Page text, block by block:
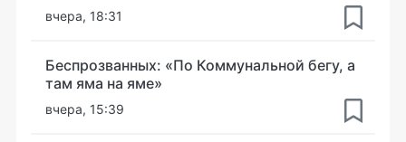
вчера, 18:31
Беспрозванных: «По Коммунальной бегу, а
там яма на яме»
вчера, 15:39